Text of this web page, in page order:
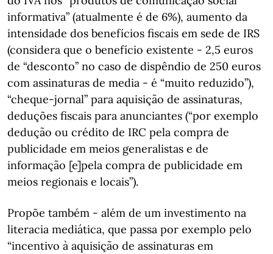
informativa” (atualmente é de 6%), aumento da
intensidade dos benefícios fiscais em sede de IRS
(considera que o benefício existente - 2,5 euros
de “desconto” no caso de dispêndio de 250 euros
com assinaturas de media - é “muito reduzido”),
“cheque-jornal” para aquisição de assinaturas,
deduções fiscais para anunciantes (“por exemplo
dedução ou crédito de IRC pela compra de
publicidade em meios generalistas e de
informação [e]pela compra de publicidade em
meios regionais e locais”).
Propõe também - além de um investimento na
literacia mediática, que passa por exemplo pelo
“incentivo à aquisição de assinaturas em